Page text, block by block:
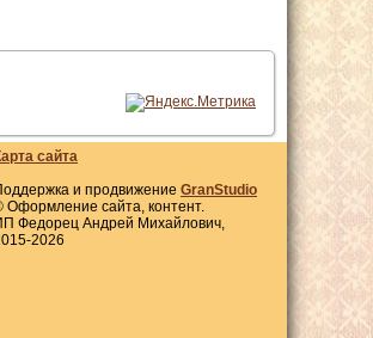
сайта
и продвижение GranStudio
Оформление сайта, контент.
Федорец Андрей Михайлович,
2026